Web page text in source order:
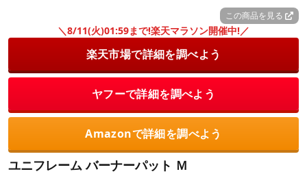
この商品を見る
＼8/11(火)01:59まで!楽天マラソン開催中!／
楽天市場で詳細を調べよう
ヤフーで詳細を調べよう
Amazonで詳細を調べよう
ユニフレーム バーナーパット Ｍ